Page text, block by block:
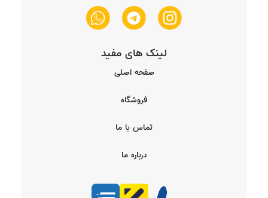
لینک های مفید
صفحه اصلی
فروشگاه
تماس با ما
درباره ما